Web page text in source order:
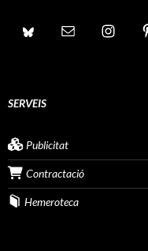
SERVEIS
Publicitat
Contractació
Hemeroteca